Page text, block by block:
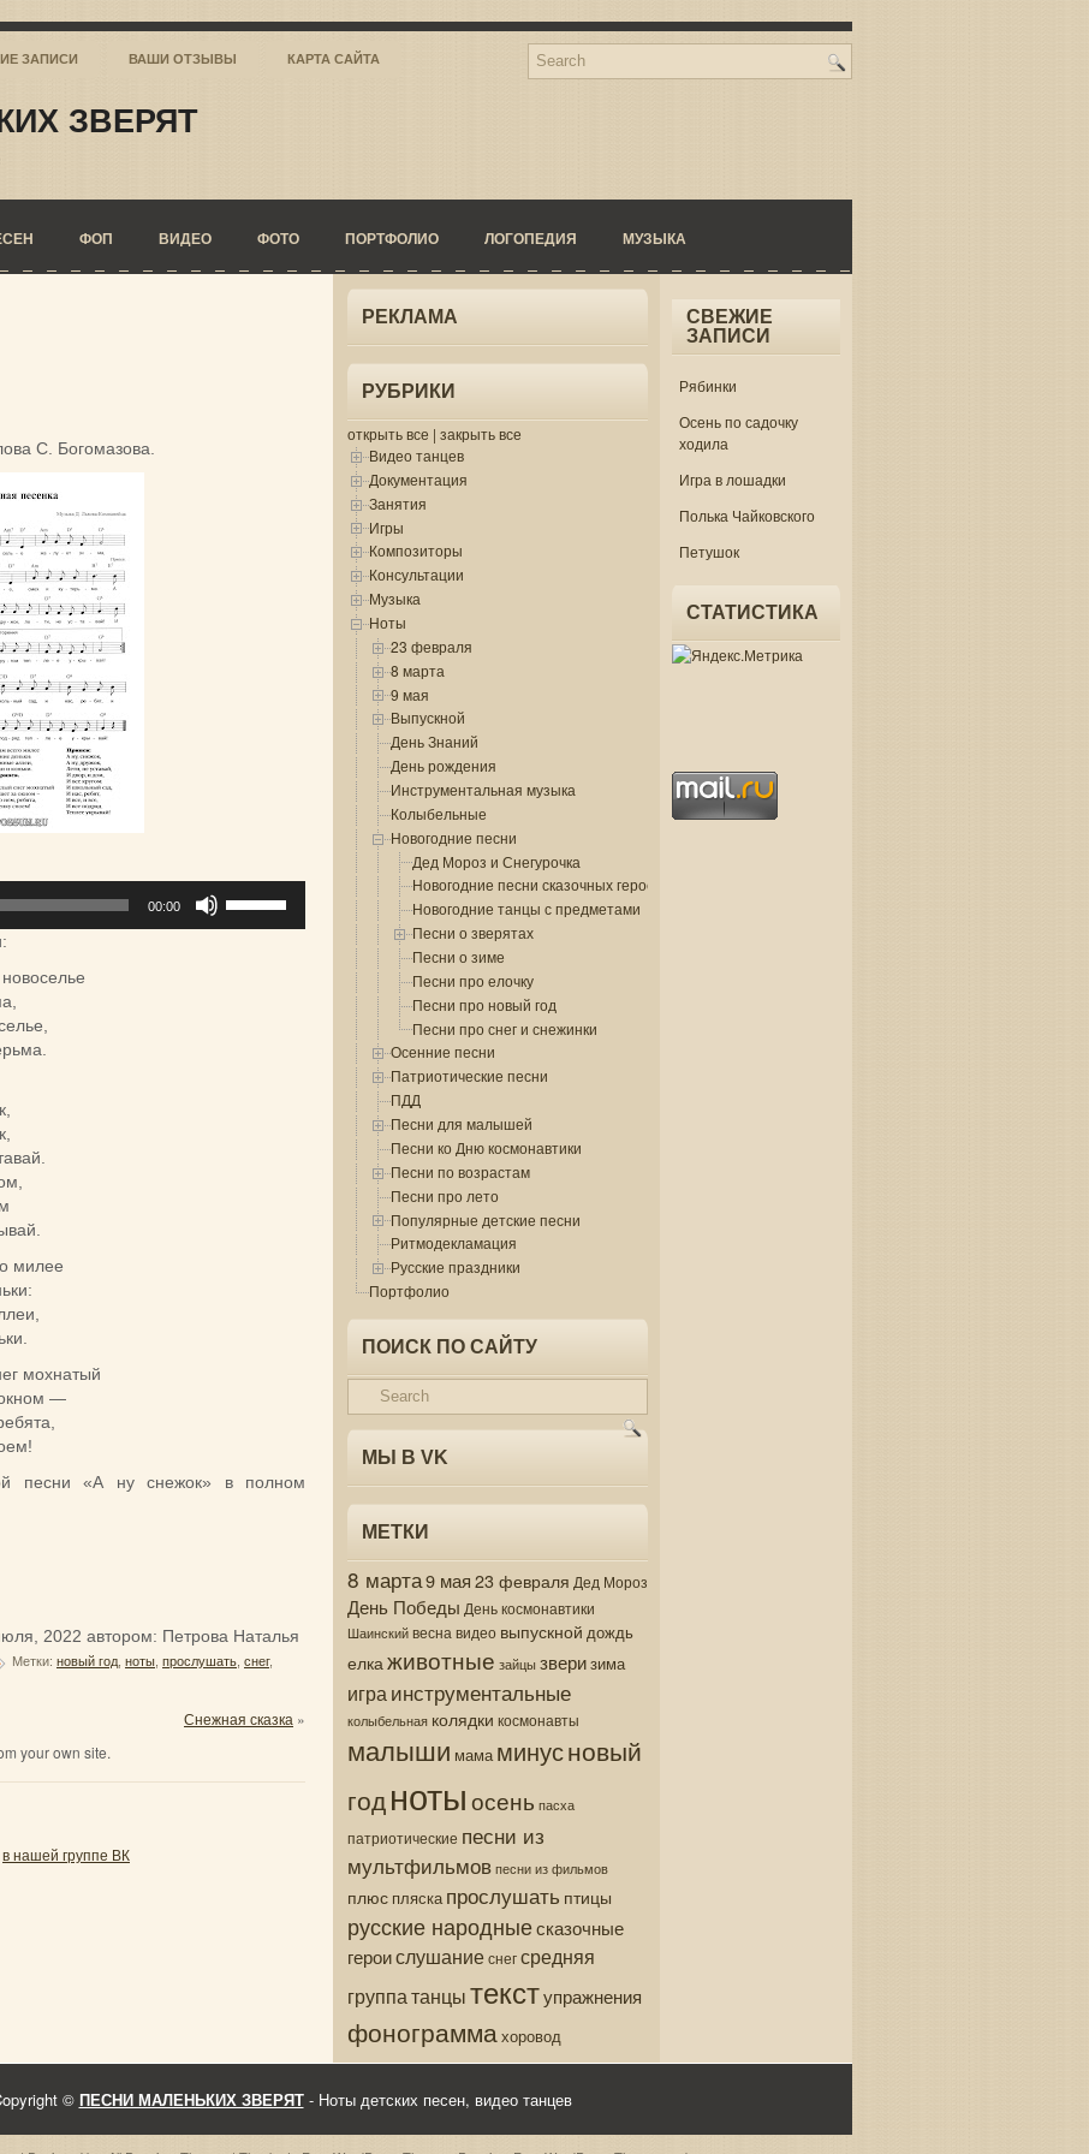
ЗАПИСИ ВАШИ ОТЗЫВЫ КАРТА САЙТА
ЗВЕРЯТ
ФОП ВИДЕО ФОТО ПОРТФОЛИО ЛОГОПЕДИЯ МУЗЫКА
С. Богомазова.
00:00
клавиши
милее
мохнатый
—
песни «А ну снежок» в полном
2022 автором: Петрова Наталья
Метки: новый год ноты прослушать снег,
Снежная сказка »
your own site.
в нашей группе ВК
РЕКЛАМА
РУБРИКИ
открыть все | закрыть все
Видео танцев
Документация
Занятия
Игры
Композиторы
Консультации
Музыка
Ноты
23 февраля
8 марта
9 мая
Выпускной
День Знаний
День рождения
Инструментальная музыка
Колыбельные
Новогодние песни
Дед Мороз и Снегурочка
Новогодние песни сказочных героев
Новогодние танцы с предметами
Песни о зверятах
Песни о зиме
Песни про елочку
Песни про новый год
Песни про снег и снежинки
Осенние песни
Патриотические песни
ПДД
Песни для малышей
Песни ко Дню космонавтики
Песни по возрастам
Песни про лето
Популярные детские песни
Ритмодекламация
Русские праздники
Портфолио
ПОИСК ПО САЙТУ
МЫ В VK
МЕТКИ
8 марта9 мая 23 февраля Дед Мороз
День Победы День космонавтики
Шаинскийвесна видео выпускной дождь
елка животные зайцы зверизима
играинструментальные
колыбельная колядки космонавты
малыши мама минусновый
годнотыосень пасха
патриотические песни из
мультфильмов песни из фильмов
плюс пляска прослушать птицы
русские народныесказочные
героислушаниеснегсредняя
группатанцытекступражнения
фонограммахоровод
СВЕЖИЕ
ЗАПИСИ
Рябинки
Осень по садочку
ходила
Игра в лошадки
Полька Чайковского
Петушок
СТАТИСТИКА
© ПЕСНИ МАЛЕНЬКИХ ЗВЕРЯТ- Ноты детских песен, видео танцев